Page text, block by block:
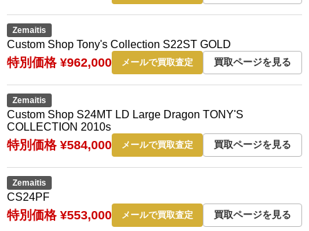
Zemaitis
Custom Shop Tony's Collection S22ST GOLD
特別価格 ¥962,000 メールで買取査定 買取ページを見る
Zemaitis
Custom Shop S24MT LD Large Dragon TONY'S
COLLECTION 2010s
特別価格 ¥584,000 メールで買取査定 買取ページを見る
Zemaitis
CS24PF
特別価格 ¥553,000 メールで買取査定 買取ページを見る